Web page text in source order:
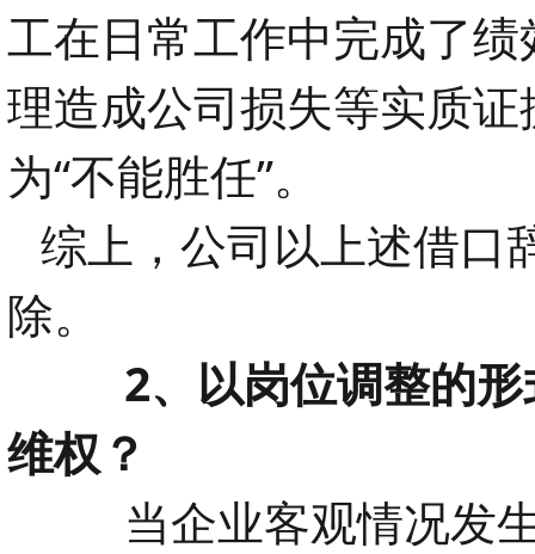
工在日常工作中完成了
理造成公司损失等实质
为“不能胜任”。
综上，公司以上述借口
除。
2、以岗位调整的
维权？
当企业客观情况发生